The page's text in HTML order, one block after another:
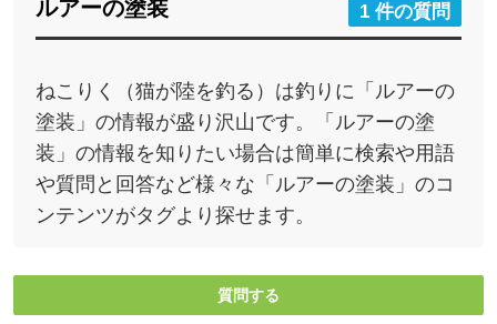
ルアーの塗装 1 件の質問
ねこりく（猫が陸を釣る）は釣りに「ルアーの
塗装」の情報が盛り沢山です。「ルアーの塗
装」の情報を知りたい場合は簡単に検索や用語
や質問と回答など様々な「ルアーの塗装」のコ
ンテンツがタグより探せます。
質問する